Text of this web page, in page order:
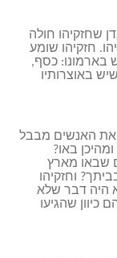
שחזקיהו חולה
חזקיהו שומע
בארמונו: כסף,
באוצרותיו
את האנשים מבבל
באו?
שבאו מארץ
וחזקיהו
היה דבר שלא
שהגיעו